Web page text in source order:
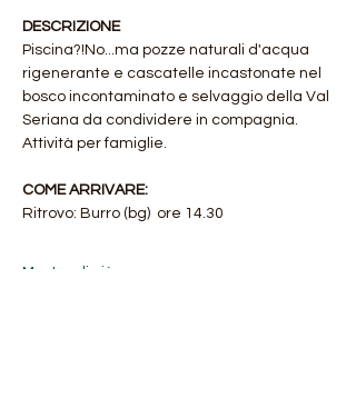
DESCRIZIONE
Piscina?!No...ma pozze naturali d'acqua
rigenerante e cascatelle incastonate nel
bosco incontaminato e selvaggio della Val
Seriana da condividere in compagnia.
Attività per famiglie.
COME ARRIVARE:
Ritrovo: Burro (bg)  ore 14.30
Mostra di più